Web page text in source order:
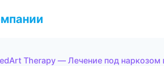
Therapy — Лечение под наркозом